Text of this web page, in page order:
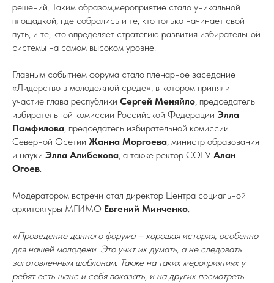
решений. Таким образом,мероприятие стало уникальной
площадкой, где собрались и те, кто только начинает свой
путь, и те, кто определяет стратегию развития избирательной
системы на самом высоком уровне.
Главным событием форума стало пленарное заседание
«Лидерство в молодежной среде», в котором приняли
участие глава республики Сергей Меняйло, председатель
избирательной комиссии Российской Федерации Элла
Памфилова, председатель избирательной комиссии
Северной Осетии Жанна Моргоева, министр образования
и науки Элла Алибекова, а также ректор СОГУ Алан
Огоев.
Модератором встречи стал директор Центра социальной
архитектуры МГИМО Евгений Минченко.
«Проведение данного форума – хорошая история, особенно
для нашей молодежи. Это учит их думать, а не следовать
заготовленным шаблонам. Также на таких мероприятиях у
ребят есть шанс и себя показать, и на других посмотреть.